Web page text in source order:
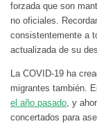
forzada que son
no oficiales.
consistentemente a
actualizada de su
La COVID-19 ha
migrantes también.
el año pasado, y
concertados para